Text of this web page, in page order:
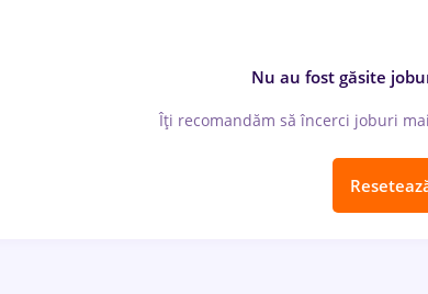
Nu au fost găsite
Îți recomandăm să încerci joburi